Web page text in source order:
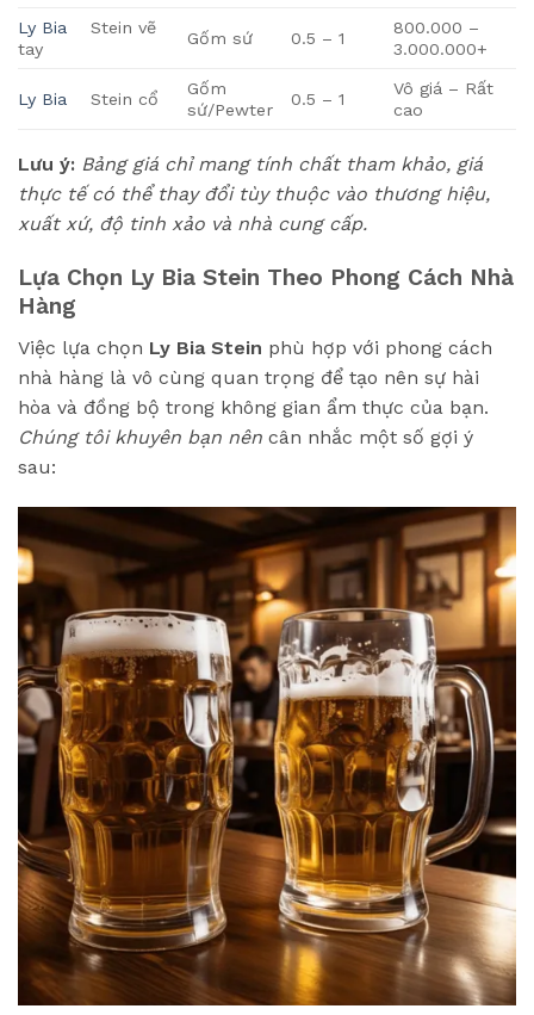
Ly Bia
Stein vẽ
tay
Gốm sứ 0.5 – 1
800.000 –
3.000.000+
Ly Bia Stein cổ
Gốm
sứ/Pewter
0.5 – 1
Vô giá – Rất
cao
Lưu ý: Bảng giá chỉ mang tính chất tham khảo, giá
thực tế có thể thay đổi tùy thuộc vào thương hiệu,
xuất xứ, độ tinh xảo và nhà cung cấp.
Lựa Chọn Ly Bia Stein Theo Phong Cách Nhà
Hàng
Việc lựa chọn Ly Bia Stein phù hợp với phong cách
nhà hàng là vô cùng quan trọng để tạo nên sự hài
hòa và đồng bộ trong không gian ẩm thực của bạn.
Chúng tôi khuyên bạn nên cân nhắc một số gợi ý
sau: